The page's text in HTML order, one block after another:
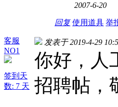
2007-6-20
回复 使用道具 举
客服
NO1
签到天
数: 7 天
发表于 2019-4-29
你好，人
招聘帖，